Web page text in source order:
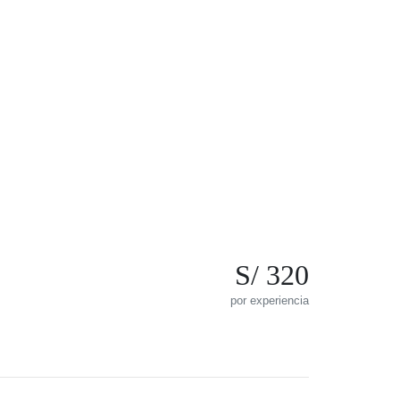
S/ 320
por experiencia